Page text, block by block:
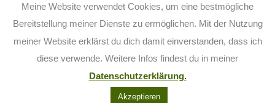
FACEBOOK
YOUTUBE
INSTAGRAM
Meine Website verwendet Cookies, um eine bestmögliche
Bereitstellung meiner Dienste zu ermöglichen. Mit der Nutzung
meiner Website erklärst du dich damit einverstanden, dass ich
diese verwende. Weitere Infos findest du in meiner
Datenschutzerklärung.
Akzeptieren